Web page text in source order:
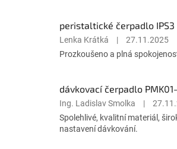
Hodnocení
produktu
5
hvězdiček.
Lenka Krátká |
27.11.2025
Prozkoušeno a plná
dávkovací čerpadlo
Hodnocení
produktu
je
Ing. Ladislav Smolka |
Spolehlivé, kvalitní materiál,
nastavení dávkování.